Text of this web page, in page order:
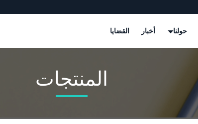
حولنا أخبار القضايا
المنتجات